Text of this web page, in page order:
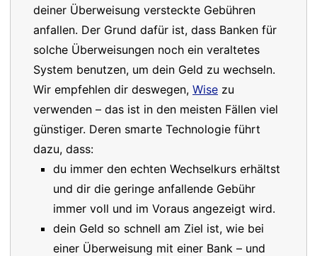
deiner Überweisung versteckte Gebühren
anfallen. Der Grund dafür ist, dass Banken für
solche Überweisungen noch ein veraltetes
System benutzen, um dein Geld zu wechseln.
Wir empfehlen dir deswegen, Wise zu
verwenden – das ist in den meisten Fällen viel
günstiger. Deren smarte Technologie führt
dazu, dass:
du immer den echten Wechselkurs erhältst
und dir die geringe anfallende Gebühr
immer voll und im Voraus angezeigt wird.
dein Geld so schnell am Ziel ist, wie bei
einer Überweisung mit einer Bank – und